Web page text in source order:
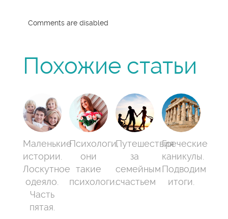
Comments are disabled
Похожие статьи
Маленькие
истории.
Лоскутное
одеяло.
Часть
пятая.
Психологи,
они
такие
психологи…
Путешествия
за
семейным
счастьем
Греческие
каникулы.
Подводим
итоги.